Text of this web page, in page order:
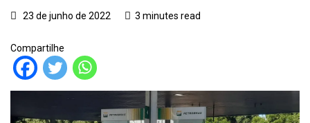
23 de junho de 2022 3 minutes read
Compartilhe